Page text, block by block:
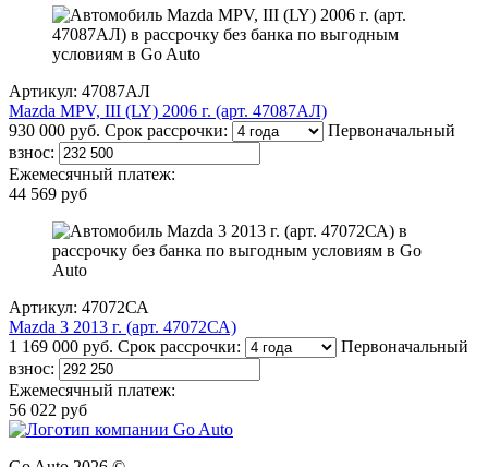
Артикул: 47087АЛ
Mazda MPV, III (LY) 2006 г. (арт. 47087АЛ)
930 000 руб. Срок рассрочки:
Первоначальный
взнос:
Ежемесячный платеж:
44 569 руб
Артикул: 47072СА
Mazda 3 2013 г. (арт. 47072СА)
1 169 000 руб. Срок рассрочки:
Первоначальный
взнос:
Ежемесячный платеж:
56 022 руб